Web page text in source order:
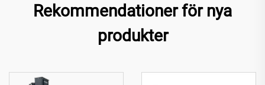
Rekommendationer för nya
produkter